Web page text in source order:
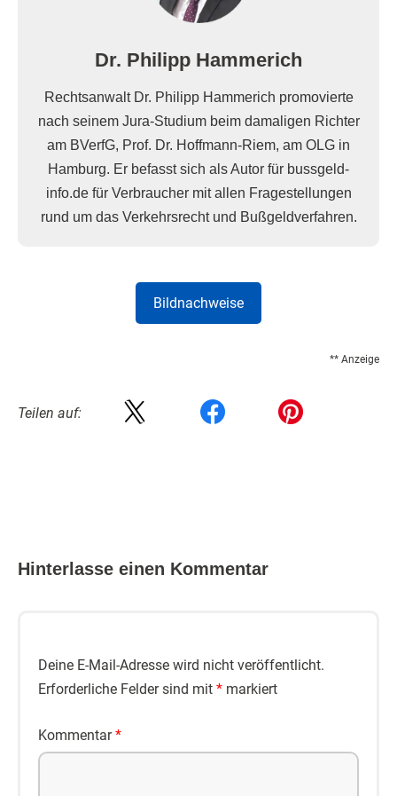
Dr. Philipp Hammerich
Rechtsanwalt Dr. Philipp Hammerich promovierte
nach seinem Jura-Studium beim damaligen Richter
am BVerfG, Prof. Dr. Hoffmann-Riem, am OLG in
Hamburg. Er befasst sich als Autor für bussgeld-
info.de für Verbraucher mit allen Fragestellungen
rund um das Verkehrsrecht und Bußgeldverfahren.
Bildnachweise
** Anzeige
Teilen auf:
Hinterlasse einen Kommentar
Deine E-Mail-Adresse wird nicht veröffentlicht.
Erforderliche Felder sind mit * markiert
Kommentar*